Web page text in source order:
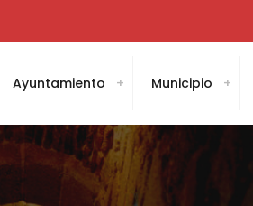
Ayuntamiento Municipio